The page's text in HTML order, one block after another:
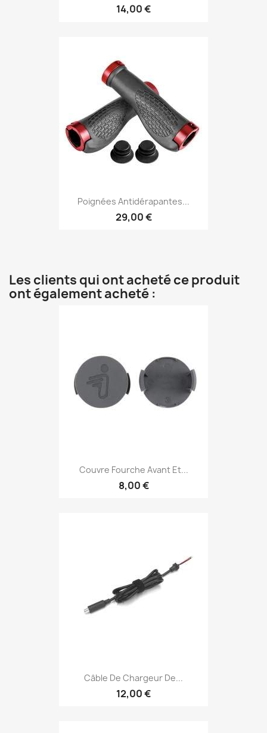
14,00 €
Poignées Antidérapantes...
29,00 €
Les clients qui ont acheté ce produit
ont également acheté :
Couvre Fourche Avant Et...
8,00 €
Câble De Chargeur De...
12,00 €